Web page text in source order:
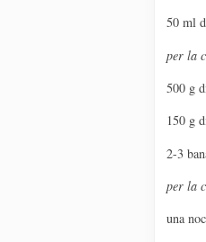
50 ml
per la
500 g
150 g
2-3
per la
una